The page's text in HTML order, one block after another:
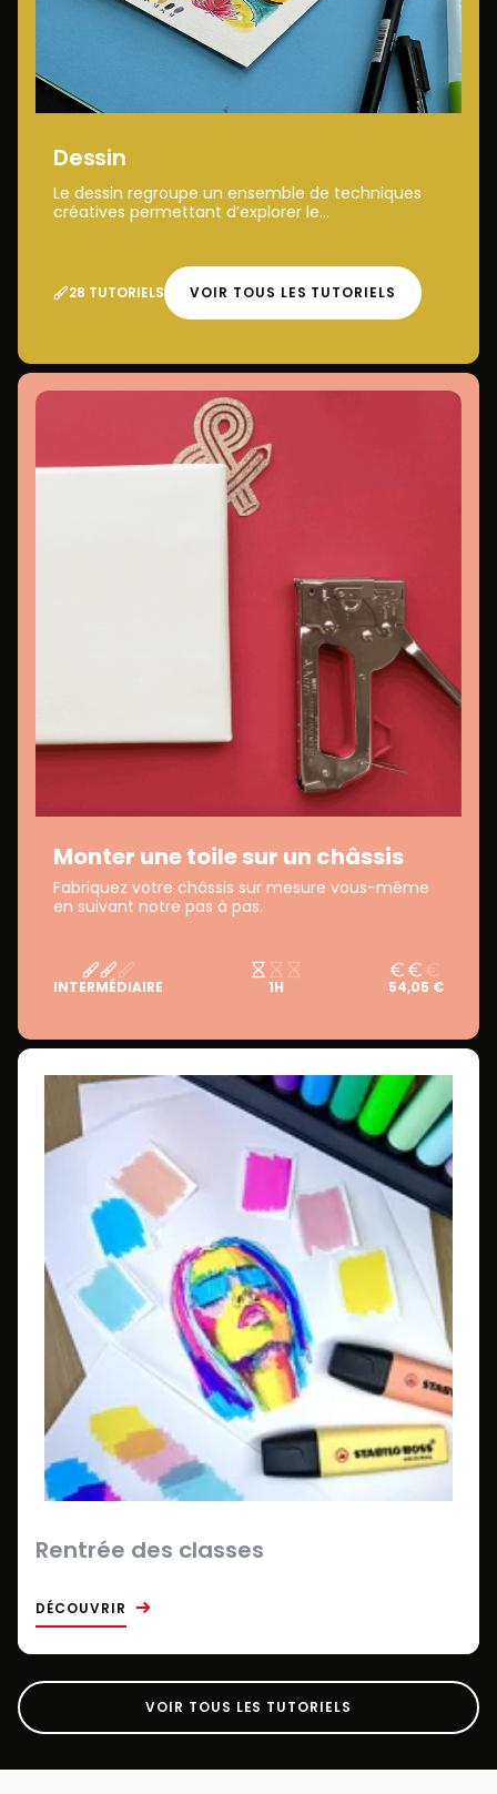
Dessin
Le dessin regroupe un ensemble de techniques
créatives permettant d’explorer le...
28 TUTORIELS VOIR TOUS LES TUTORIELS
Monter une toile sur un châssis
Fabriquez votre châssis sur mesure vous-même
en suivant notre pas à pas.
INTERMÉDIAIRE 1H 54,05 €
Rentrée des classes
DÉCOUVRIR
VOIR TOUS LES TUTORIELS